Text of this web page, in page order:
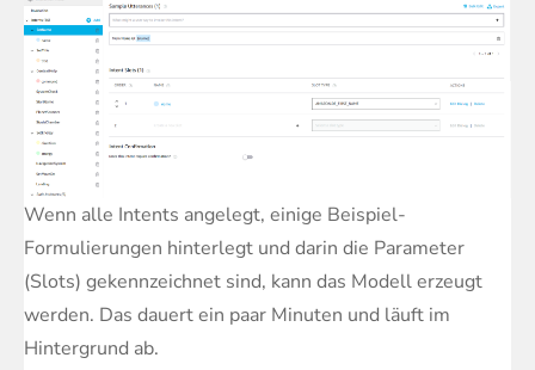
Wenn alle Intents angelegt, einige Beispiel-
Formulierungen hinterlegt und darin die Parameter
(Slots) gekennzeichnet sind, kann das Modell erzeugt
werden. Das dauert ein paar Minuten und läuft im
Hintergrund ab.